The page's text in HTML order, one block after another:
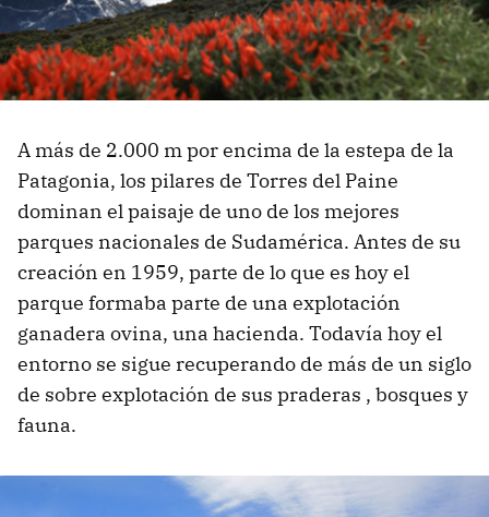
A más de 2.000 m por encima de la estepa de la
Patagonia, los pilares de Torres del Paine
dominan el paisaje de uno de los mejores
parques nacionales de Sudamérica. Antes de su
creación en 1959, parte de lo que es hoy el
parque formaba parte de una explotación
ganadera ovina, una hacienda. Todavía hoy el
entorno se sigue recuperando de más de un siglo
de sobre explotación de sus praderas , bosques y
fauna.